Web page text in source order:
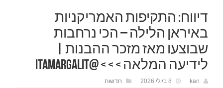
דיווח: התקיפות האמריקניות
באיראן הלילה – הכי נרחבות
שבוצעו מאז מזכר ההבנות |
לידיעה המלאה > > > @itamargalit
kan 8 ביולי 2026 חדשות